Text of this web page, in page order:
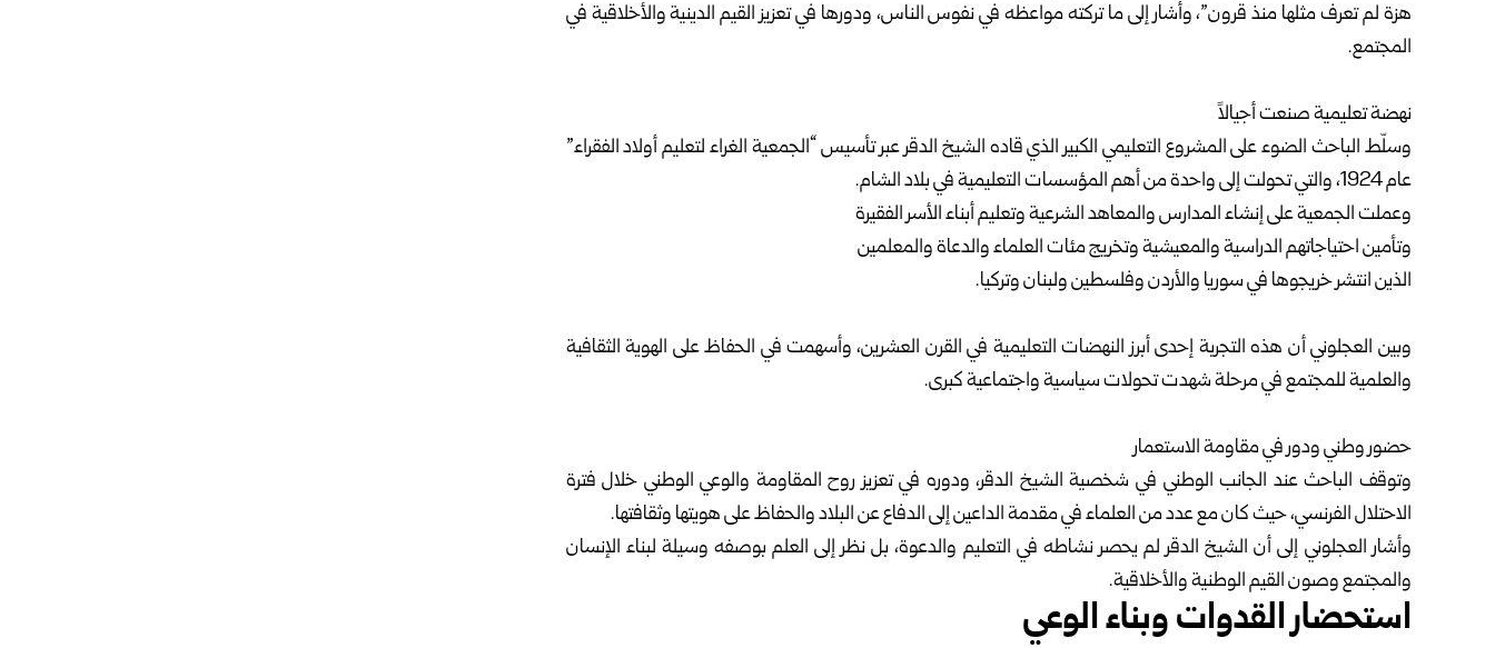
هزة لم تعرف مثلها منذ قرون”، وأشار إلى ما تركته مواعظه في نفوس الناس، ودورها في تعزيز القيم الدينية والأخلاقية في
المجتمع.
نهضة تعليمية صنعت أجيالاً
وسلّط الباحث الضوء على المشروع التعليمي الكبير الذي قاده الشيخ الدقر عبر تأسيس “الجمعية الغراء لتعليم أولاد الفقراء”
عام 1924، والتي تحولت إلى واحدة من أهم المؤسسات التعليمية في بلاد الشام.
وعملت الجمعية على إنشاء المدارس والمعاهد الشرعية وتعليم أبناء الأسر الفقيرة
وتأمين احتياجاتهم الدراسية والمعيشية وتخريج مئات العلماء والدعاة والمعلمين
الذين انتشر خريجوها في سوريا والأردن وفلسطين ولبنان وتركيا.
وبين العجلوني أن هذه التجربة إحدى أبرز النهضات التعليمية في القرن العشرين، وأسهمت في الحفاظ على الهوية الثقافية
والعلمية للمجتمع في مرحلة شهدت تحولات سياسية واجتماعية كبرى.
حضور وطني ودور في مقاومة الاستعمار
وتوقف الباحث عند الجانب الوطني في شخصية الشيخ الدقر، ودوره في تعزيز روح المقاومة والوعي الوطني خلال فترة
الاحتلال الفرنسي، حيث كان مع عدد من العلماء في مقدمة الداعين إلى الدفاع عن البلاد والحفاظ على هويتها وثقافتها.
وأشار العجلوني إلى أن الشيخ الدقر لم يحصر نشاطه في التعليم والدعوة، بل نظر إلى العلم بوصفه وسيلة لبناء الإنسان
والمجتمع وصون القيم الوطنية والأخلاقية.
استحضار القدوات وبناء الوعي